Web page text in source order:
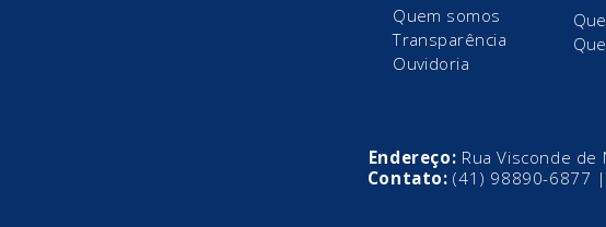
Quem somos
Transparência
Ouvidoria
Endereço: Rua Visconde de
Contato: (41) 98890-6877 |